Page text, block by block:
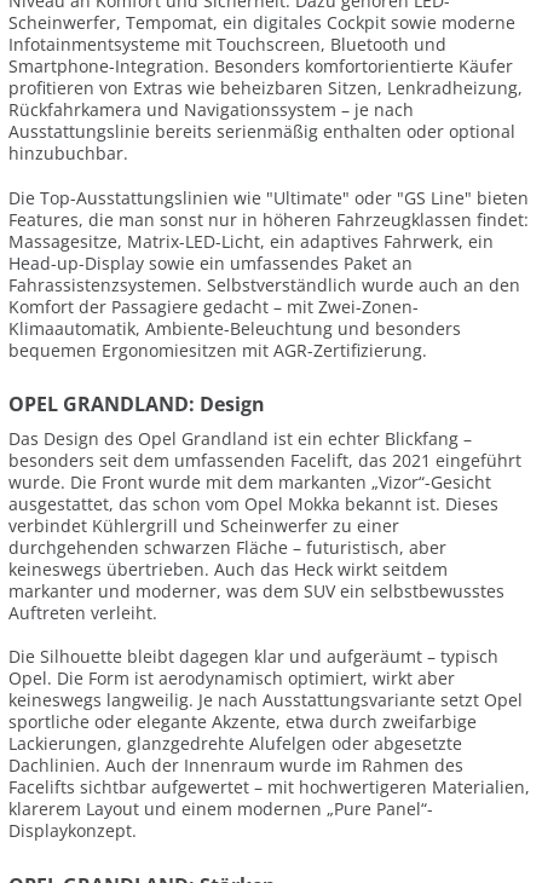
Scheinwerfer, Tempomat, ein digitales Cockpit sowie moderne
Infotainmentsysteme mit Touchscreen, Bluetooth und
Smartphone-Integration. Besonders komfortorientierte Käufer
profitieren von Extras wie beheizbaren Sitzen, Lenkradheizung,
Rückfahrkamera und Navigationssystem – je nach
Ausstattungslinie bereits serienmäßig enthalten oder optional
hinzubuchbar.
Die Top-Ausstattungslinien wie "Ultimate" oder "GS Line" bieten
Features, die man sonst nur in höheren Fahrzeugklassen findet:
Massagesitze, Matrix-LED-Licht, ein adaptives Fahrwerk, ein
Head-up-Display sowie ein umfassendes Paket an
Fahrassistenzsystemen. Selbstverständlich wurde auch an den
Komfort der Passagiere gedacht – mit Zwei-Zonen-
Klimaautomatik, Ambiente-Beleuchtung und besonders
bequemen Ergonomiesitzen mit AGR-Zertifizierung.
OPEL GRANDLAND: Design
Das Design des Opel Grandland ist ein echter Blickfang –
besonders seit dem umfassenden Facelift, das 2021 eingeführt
wurde. Die Front wurde mit dem markanten „Vizor“-Gesicht
ausgestattet, das schon vom Opel Mokka bekannt ist. Dieses
verbindet Kühlergrill und Scheinwerfer zu einer
durchgehenden schwarzen Fläche – futuristisch, aber
keineswegs übertrieben. Auch das Heck wirkt seitdem
markanter und moderner, was dem SUV ein selbstbewusstes
Auftreten verleiht.
Die Silhouette bleibt dagegen klar und aufgeräumt – typisch
Opel. Die Form ist aerodynamisch optimiert, wirkt aber
keineswegs langweilig. Je nach Ausstattungsvariante setzt Opel
sportliche oder elegante Akzente, etwa durch zweifarbige
Lackierungen, glanzgedrehte Alufelgen oder abgesetzte
Dachlinien. Auch der Innenraum wurde im Rahmen des
Facelifts sichtbar aufgewertet – mit hochwertigeren Materialien,
klarerem Layout und einem modernen „Pure Panel“-
Displaykonzept.